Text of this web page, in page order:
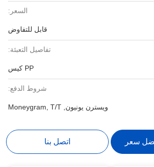
السعر:
قابل للتفاوض
تفاصيل التعبئة:
PP كيس
شروط الدفع:
ويسترن يونيون, Moneygram, T/T
سعر اتصل بنا